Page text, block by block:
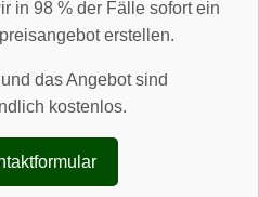
in 98 % der Fälle sofort ein
erstellen.
das Angebot sind
kostenlos.